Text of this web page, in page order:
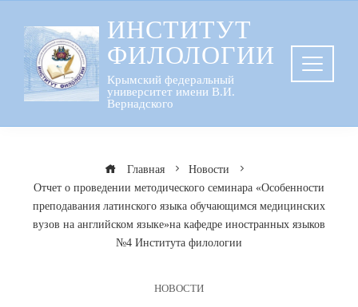
содержанию
ИНСТИТУТ
ФИЛОЛОГИИ
Крымский федеральный
университет имени В.И.
Вернадского
Главная
Новости
Отчет о проведении методического семинара «Особенности
преподавания латинского языка обучающимся медицинских
вузов на английском языке»на кафедре иностранных языков
№4 Института филологии
НОВОСТИ